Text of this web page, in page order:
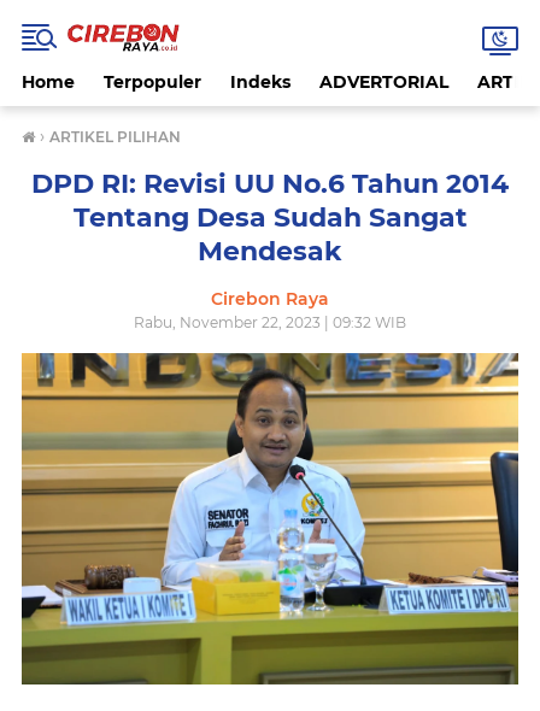
Home Terpopuler Indeks ADVERTORIAL
› ARTIKEL PILIHAN
DPD RI: Revisi UU No.6 Tahun 2014
Tentang Desa Sudah Sangat
Mendesak
Cirebon Raya
Rabu, November 22, 2023 | 09:32 WIB